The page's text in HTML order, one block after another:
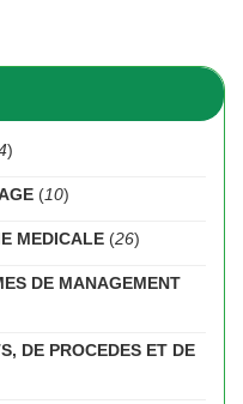
)
(10)
MEDICALE (26)
DE MANAGEMENT
DE PROCEDES ET DE